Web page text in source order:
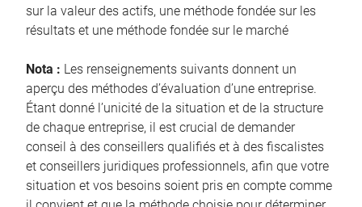
sur la valeur des actifs, une méthode fondée sur les
résultats et une méthode fondée sur le marché
Nota : Les renseignements suivants donnent un
aperçu des méthodes d’évaluation d’une entreprise.
Étant donné l’unicité de la situation et de la structure
de chaque entreprise, il est crucial de demander
conseil à des conseillers qualifiés et à des fiscalistes
et conseillers juridiques professionnels, afin que votre
situation et vos besoins soient pris en compte comme